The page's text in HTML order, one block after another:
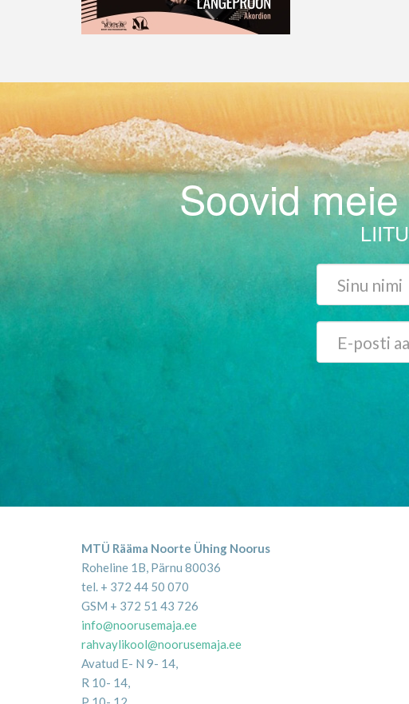
Soovid
MTÜ Rääma Noorte Ühing Noorus
Roheline 1B, Pärnu 80036
tel. + 372 44 50 070
GSM + 372 51 43 726
info@noorusemaja.ee
rahvaylikool@noorusemaja.ee
Avatud E- N 9- 14,
R 10- 14,